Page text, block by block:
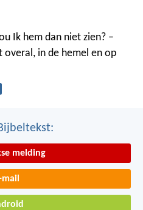
Ik hem dan niet zien? –
overal, in de hemel en op
melding
mail